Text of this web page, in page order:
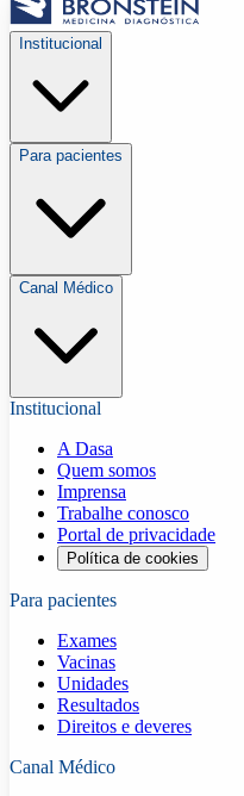
Institucional
Para pacientes
Canal Médico
Institucional
A Dasa
Quem somos
Imprensa
Trabalhe conosco
Portal de privacidade
Política de cookies
Para pacientes
Exames
Vacinas
Unidades
Resultados
Direitos e deveres
Canal Médico